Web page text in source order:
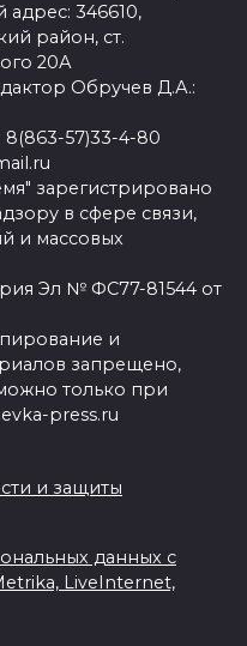
346610,
район, ст.
20А
Обручев Д.А.:
8(863-57)33-4-80
зарегистрировано
в сфере связи,
и массовых
Эл № ФС77-81544 от
и
запрещено,
только при
press.ru
и защиты
данных с
LiveInternet,